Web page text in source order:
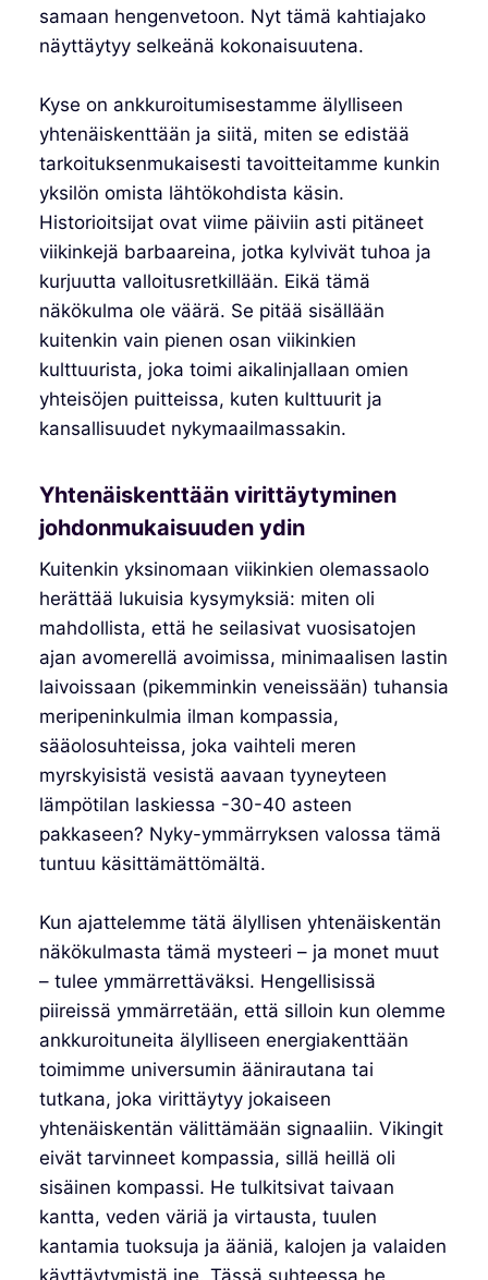
samaan hengenvetoon. Nyt tämä kahtiajako
näyttäytyy selkeänä kokonaisuutena.
Kyse on ankkuroitumisestamme älylliseen
yhtenäiskenttään ja siitä, miten se edistää
tarkoituksenmukaisesti tavoitteitamme kunkin
yksilön omista lähtökohdista käsin.
Historioitsijat ovat viime päiviin asti pitäneet
viikinkejä barbaareina, jotka kylvivät tuhoa ja
kurjuutta valloitusretkillään. Eikä tämä
näkökulma ole väärä. Se pitää sisällään
kuitenkin vain pienen osan viikinkien
kulttuurista, joka toimi aikalinjallaan omien
yhteisöjen puitteissa, kuten kulttuurit ja
kansallisuudet nykymaailmassakin.
Yhtenäiskenttään virittäytyminen
johdonmukaisuuden ydin
Kuitenkin yksinomaan viikinkien olemassaolo
herättää lukuisia kysymyksiä: miten oli
mahdollista, että he seilasivat vuosisatojen
ajan avomerellä avoimissa, minimaalisen lastin
laivoissaan (pikemminkin veneissään) tuhansia
meripeninkulmia ilman kompassia,
sääolosuhteissa, joka vaihteli meren
myrskyisistä vesistä aavaan tyyneyteen
lämpötilan laskiessa -30-40 asteen
pakkaseen? Nyky-ymmärryksen valossa tämä
tuntuu käsittämättömältä.
Kun ajattelemme tätä älyllisen yhtenäiskentän
näkökulmasta tämä mysteeri – ja monet muut
– tulee ymmärrettäväksi. Hengellisissä
piireissä ymmärretään, että silloin kun olemme
ankkuroituneita älylliseen energiakenttään
toimimme universumin äänirautana tai
tutkana, joka virittäytyy jokaiseen
yhtenäiskentän välittämään signaaliin. Vikingit
eivät tarvinneet kompassia, sillä heillä oli
sisäinen kompassi. He tulkitsivat taivaan
kantta, veden väriä ja virtausta, tuulen
kantamia tuoksuja ja ääniä, kalojen ja valaiden